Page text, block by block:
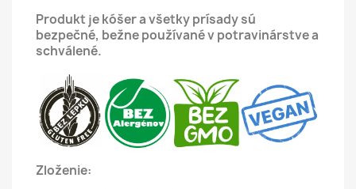
Produkt je kóšer a všetky prísady sú
bezpečné, bežne používané v potravinárstve a
schválené.
Zloženie: